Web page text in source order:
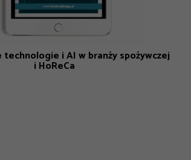
technologie i AI w branży spożywczej
i HoReCa